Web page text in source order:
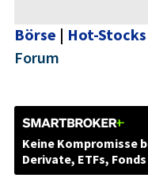
Börse | Hot-Stocks
Forum
Keine Kompromisse
Derivate, ETFs,